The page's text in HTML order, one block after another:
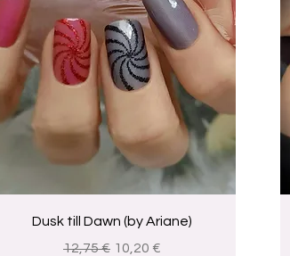
Visualização rápida
Dusk till Dawn (by Ariane)
Preço normal
12,75 € Preço promocional
10,20 €